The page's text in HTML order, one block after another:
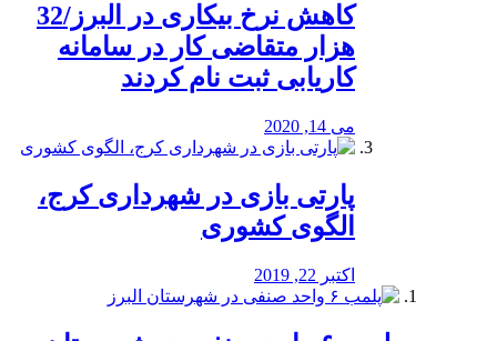
کاهش نرخ بیکاری در البرز/32
هزار متقاضی کار در سامانه
کاریابی ثبت نام کردند
می 14, 2020
پارتی بازی در شهرداری کرج،
الگوی کشوری
اکتبر 22, 2019